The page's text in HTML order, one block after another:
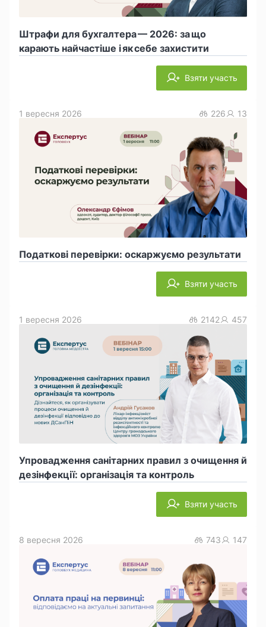
Штрафи для бухгалтера — 2026: за що
карають найчастіше і як себе захистити
Взяти участь
Податкові перевірки: оскаржуємо результати
1 вересня 2026 226 13
Взяти участь
Упровадження санітарних правил з очищення й
дезінфекції: організація та контроль
1 вересня 2026 2142 457
Взяти участь
8 вересня 2026 743 147